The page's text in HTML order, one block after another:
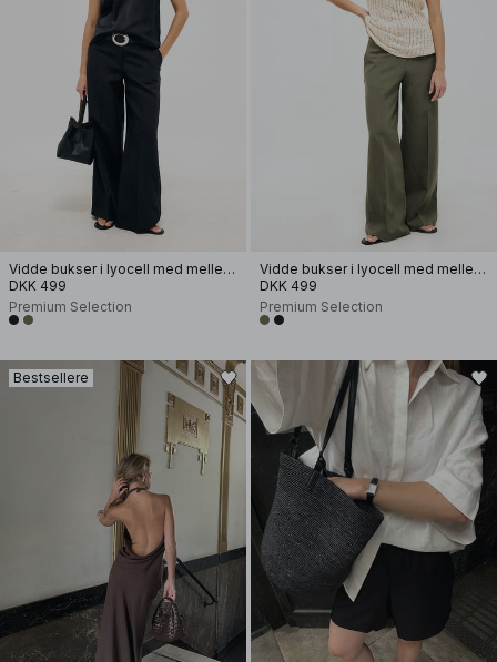
Vidde bukser i lyocell med mellemhøj talje
DKK 499
Premium Selection
Vidde bukser i lyocell med mellemhøj talje
DKK 499
Premium Selection
Bestsellere